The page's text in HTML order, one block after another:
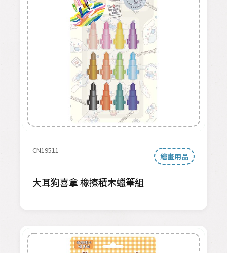
CN19511
繪畫用品
大耳狗喜拿 橡擦積木蠟筆組